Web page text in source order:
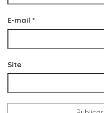
E-mail *
Site